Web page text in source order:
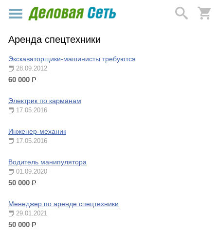
Аренда спецтехники
Экскаваторщики-машинисты требуются
28.09.2012
60 000 р.
Электрик по карманам
17.05.2016
Инженер-механик
17.05.2016
Водитель манипулятора
01.09.2020
50 000 р.
Менеджер по аренде спецтехники
29.01.2021
50 000 р.